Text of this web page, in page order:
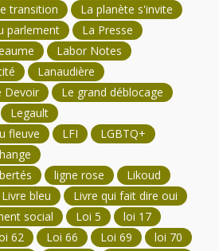
transition
La planète s'invite
parlement
La Presse
Labor Notes
Lanaudière
Devoir
Le grand déblocage
Legault
fleuve
LFI
LGBTQ+
ligne rose
Likoud
Livre bleu
Livre qui fait dire oui
social Loi 5
loi 17
62 Loi 66 Loi 69
loi 70